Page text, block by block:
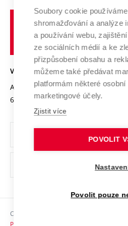
Výzkumné infrastruktury
Transfer znalostí
Open Science
Projekty
Projekty ze strukturálních fondů
Specifický výzkum
Spolupráce se školami
Služby univerzity
Mezinárodní dohody
Univerzitní sítě
Profil univerzity
Udržitelná univerzita
Podnikavá univerzita / ContriBUTe
Bezpečná univerzita
Vyznamenání
Organizační struktura
Ochrana osobních údajů
odkaz)
Sociální bezpečí
VYSOKÉ UČENÍ TECHNICKÉ V BRNĚ
Antonínská 548/1
602 00 Brno
www.vut.cz
vut@vutbr.cz
Copyright © 2026 VUT
Prohlášení o přístupnosti
Soubory cookie
shromažďování a analýze
a používání webu,
ze sociálních médií a ke
přizpůsobení obsahu a
můžeme také předávat
platformám některé osobní
marketingové účely.
Zjistit více
POVOLIT
Povolit pouze